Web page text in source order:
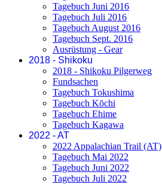
Tagebuch Juni 2016
Tagebuch Juli 2016
Tagebuch August 2016
Tagebuch Sept. 2016
Ausrüstung - Gear
2018 - Shikoku
2018 - Shikoku Pilgerweg
Fundsachen
Tagebuch Tokushima
Tagebuch Kōchi
Tagebuch Ehime
Tagebuch Kagawa
2022 - AT
2022 Appalachian Trail (AT)
Tagebuch Mai 2022
Tagebuch Juni 2022
Tagebuch Juli 2022